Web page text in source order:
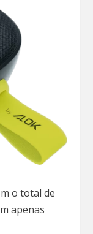
o total de
apenas